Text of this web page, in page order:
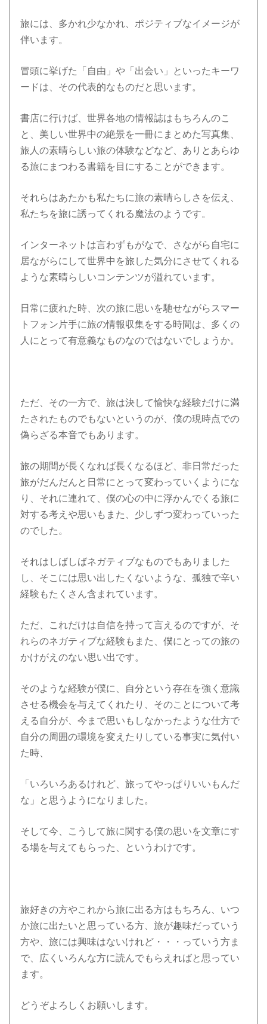
旅には、多かれ少なかれ、ポジティブなイメージが
伴います。
冒頭に挙げた「自由」や「出会い」といったキーワ
ードは、その代表的なものだと思います。
書店に行けば、世界各地の情報誌はもちろんのこ
と、美しい世界中の絶景を一冊にまとめた写真集、
旅人の素晴らしい旅の体験などなど、ありとあらゆ
る旅にまつわる書籍を目にすることができます。
それらはあたかも私たちに旅の素晴らしさを伝え、
私たちを旅に誘ってくれる魔法のようです。
インターネットは言わずもがなで、さながら自宅に
居ながらにして世界中を旅した気分にさせてくれる
ような素晴らしいコンテンツが溢れています。
日常に疲れた時、次の旅に思いを馳せながらスマー
トフォン片手に旅の情報収集をする時間は、多くの
人にとって有意義なものなのではないでしょうか。
ただ、その一方で、旅は決して愉快な経験だけに満
たされたものでもないというのが、僕の現時点での
偽らざる本音でもあります。
旅の期間が長くなれば長くなるほど、非日常だった
旅がだんだんと日常にとって変わっていくようにな
り、それに連れて、僕の心の中に浮かんでくる旅に
対する考えや思いもまた、少しずつ変わっていった
のでした。
それはしばしばネガティブなものでもありました
し、そこには思い出したくないような、孤独で辛い
経験もたくさん含まれています。
ただ、これだけは自信を持って言えるのですが、そ
れらのネガティブな経験もまた、僕にとっての旅の
かけがえのない思い出です。
そのような経験が僕に、自分という存在を強く意識
させる機会を与えてくれたり、そのことについて考
える自分が、今まで思いもしなかったような仕方で
自分の周囲の環境を変えたりしている事実に気付い
た時、
「いろいろあるけれど、旅ってやっぱりいいもんだ
な」と思うようになりました。
そして今、こうして旅に関する僕の思いを文章にす
る場を与えてもらった、というわけです。
旅好きの方やこれから旅に出る方はもちろん、いつ
か旅に出たいと思っている方、旅が趣味だっていう
方や、旅には興味はないけれど・・・っていう方ま
で、広くいろんな方に読んでもらえればと思ってい
ます。
どうぞよろしくお願いします。